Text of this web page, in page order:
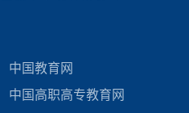
中国教育网
中国高职高专教育网